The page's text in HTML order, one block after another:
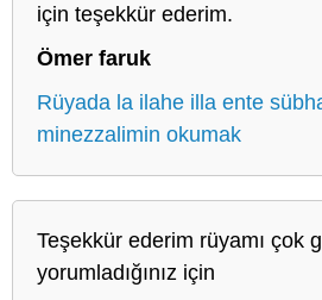
için teşekkür ederim.
Ömer faruk
Rüyada la ilahe illa ente
minezzalimin okumak
Teşekkür ederim rüyamı çok
yorumladığınız için